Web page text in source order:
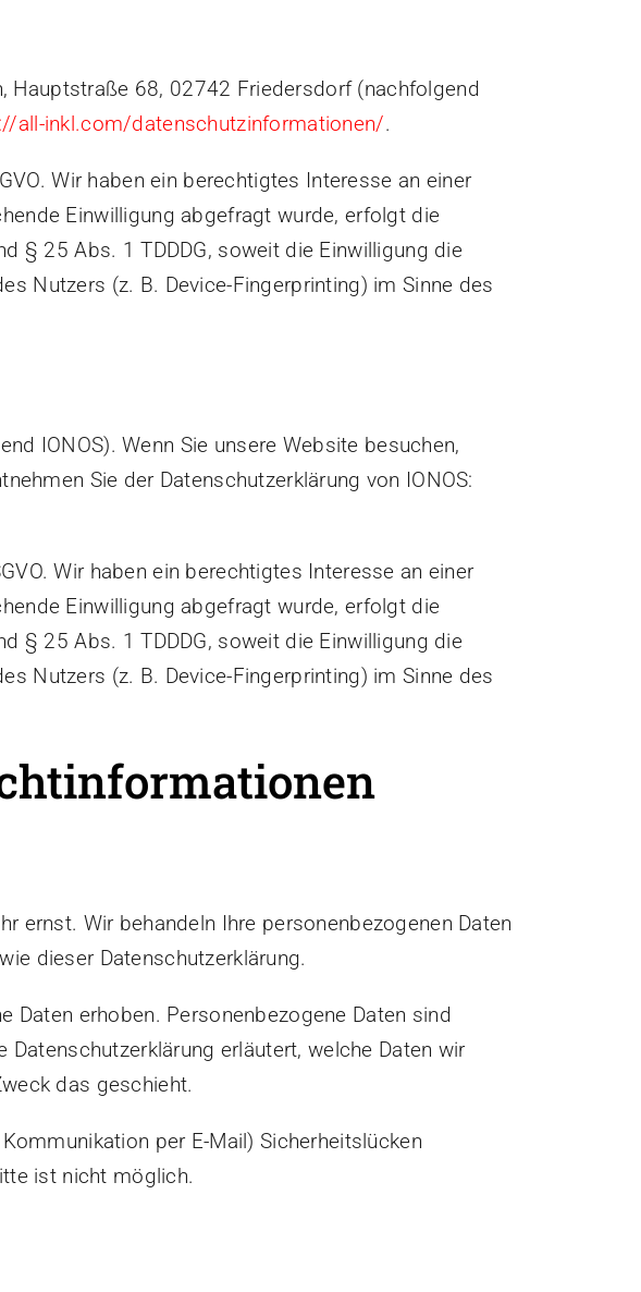
Hauptstraße 68, 02742 Friedersdorf (nachfolgend
all-inkl.com/datenschutzinformationen/.
Wir haben ein berechtigtes Interesse an einer
Einwilligung abgefragt wurde, erfolgt die
§ 25 Abs. 1 TDDDG, soweit die Einwilligung die
Nutzers (z. B. Device-Fingerprinting) im Sinne des
IONOS). Wenn Sie unsere Website besuchen,
Sie der Datenschutzerklärung von IONOS:
Wir haben ein berechtigtes Interesse an einer
Einwilligung abgefragt wurde, erfolgt die
§ 25 Abs. 1 TDDDG, soweit die Einwilligung die
Nutzers (z. B. Device-Fingerprinting) im Sinne des
ernst. Wir behandeln Ihre personenbezogenen Daten
dieser Datenschutzerklärung.
Daten erhoben. Personenbezogene Daten sind
erläutert, welche Daten wir
das geschieht.
per E-Mail) Sicherheitslücken
ist nicht möglich.